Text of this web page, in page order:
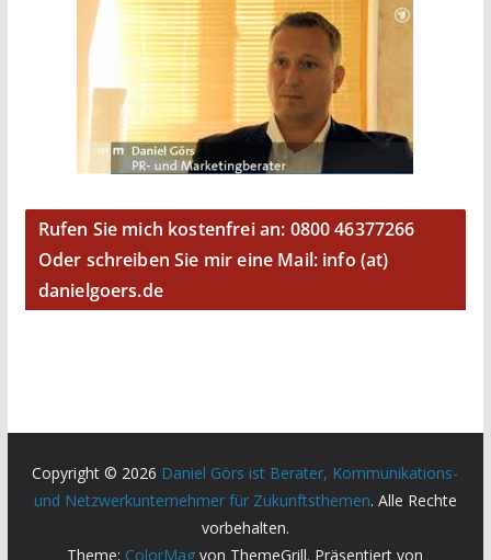
Rufen Sie mich kostenfrei an: 0800 46377266
Oder schreiben Sie mir eine Mail: info (at)
danielgoers.de
Copyright © 2026 Daniel Görs ist Berater, Kommunikations-
und Netzwerkunternehmer für Zukunftsthemen. Alle Rechte
vorbehalten.
Theme: ColorMag von ThemeGrill. Präsentiert von